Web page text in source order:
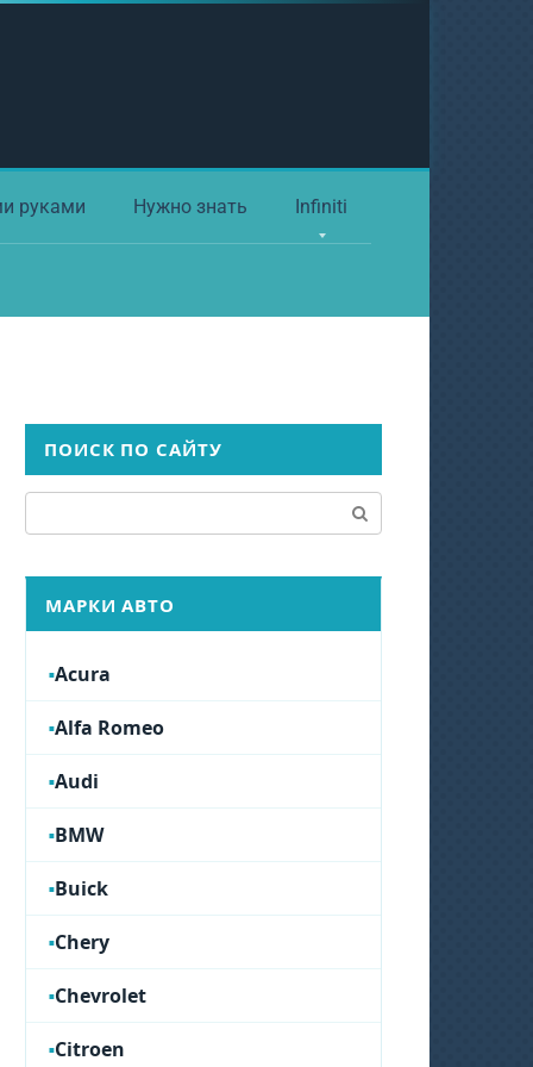
руками Нужно знать Infiniti
ПОИСК ПО САЙТУ
МАРКИ АВТО
Acura
Alfa Romeo
Audi
BMW
Buick
Chery
Chevrolet
Citroen